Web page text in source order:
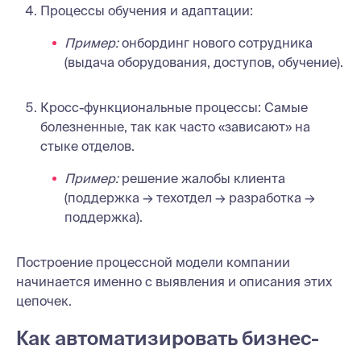
Процессы обучения и адаптации:
Пример:онбординг нового сотрудника
(выдача оборудования, доступов, обучение).
Кросс-функциональные процессы: Самые
болезненные, так как часто «зависают» на
стыке отделов.
Пример:решение жалобы клиента
(поддержка → техотдел → разработка →
поддержка).
Построение процессной модели компании
начинается именно с выявления и описания этих
цепочек.
Как автоматизировать бизнес-